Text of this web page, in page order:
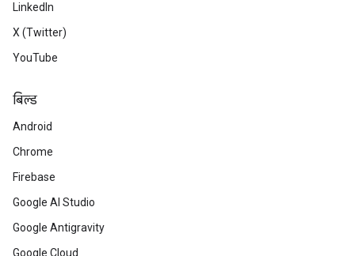
LinkedIn
X (Twitter)
YouTube
बिल्ड
Android
Chrome
Firebase
Google AI Studio
Google Antigravity
Google Cloud